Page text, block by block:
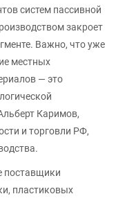
систем пассивной
закроет
Важно, что уже
местных
— это
Каримов,
и торговли РФ,
поставщики
пластиковых